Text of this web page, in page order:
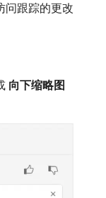
问跟踪的更改
向下缩略图